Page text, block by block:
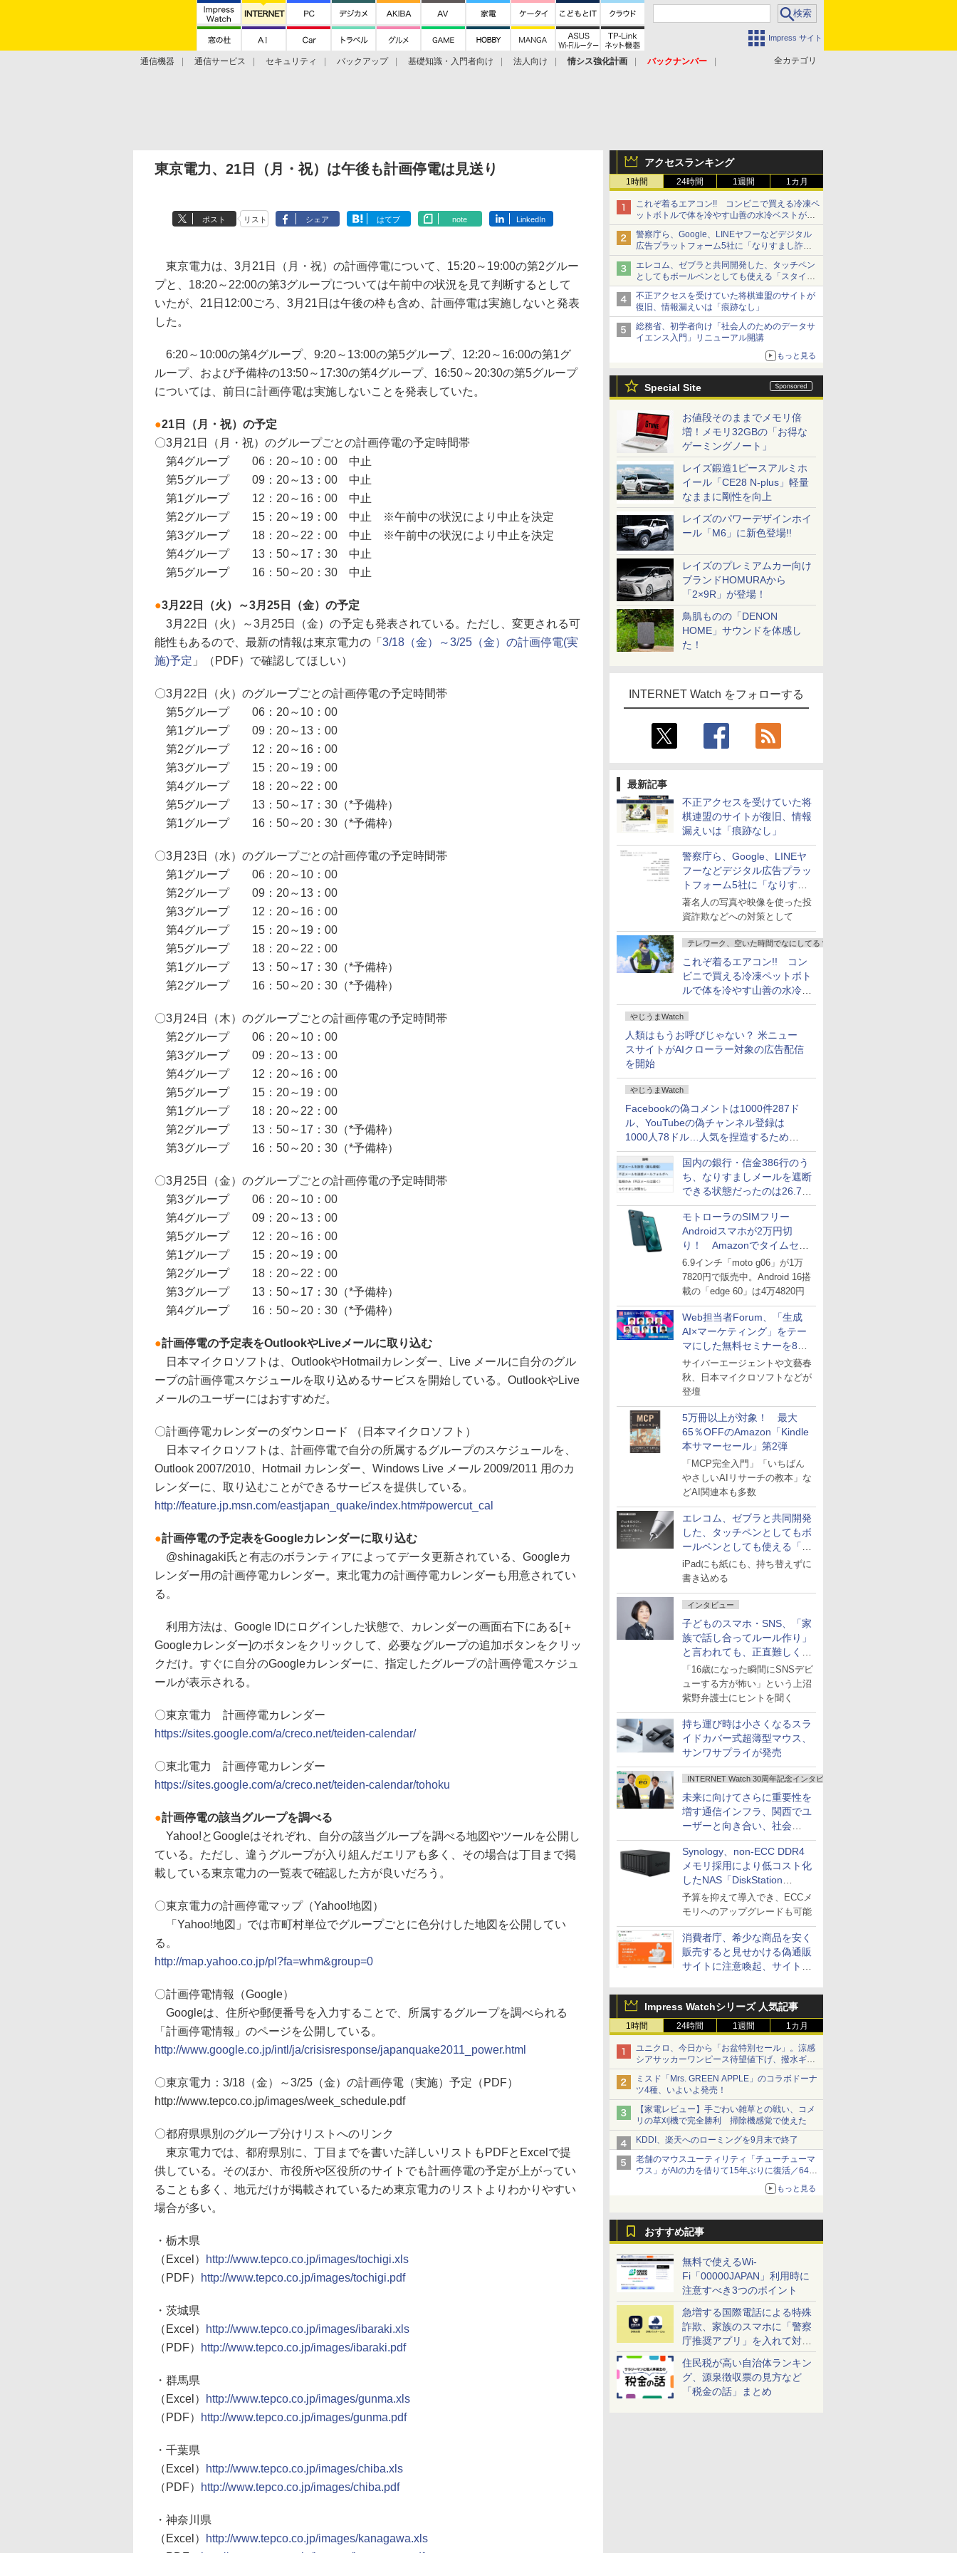
Impress サイト
全カテゴリ
通信機器 通信サービス セキュリティ バックアップ 基礎知識・入門者向け 法人向け 情シス強化計画
バックナンバー
アクセスランキング
1時間 24時間 1週間 1カ月
これぞ着るエアコン!! コンビニで買える冷凍ペ
ットボトルで体を冷やす山善の水冷ベストがロ
ードバイクにちょうどいい【ぼっち・ざ・ろー
ど！その14】【空いた時間でなにしてる？】
警察庁ら、Google、LINEヤフーなどデジタル
広告プラットフォーム5社に「なりすまし詐欺
広告」対策強化を要請 著名人の写真や映像を
使った投資詐欺などへの対策として
エレコム、ゼブラと共同開発した、タッチペン
としてもボールペンとしても使える「スタイラ
スツーウェイ」発売 iPadにも紙にも、持ち替
えずに書き込める
不正アクセスを受けていた将棋連盟のサイトが
復旧、情報漏えいは「痕跡なし」
総務省、初学者向け「社会人のためのデータサ
イエンス入門」リニューアル開講
もっと見る
Special Site
お値段そのままでメモリ倍
増！メモリ32GBの「お得な
ゲーミングノート」
レイズ鍛造1ピースアルミホ
イール「CE28 N-plus」軽量
なままに剛性を向上
レイズのパワーデザインホイ
ール「M6」に新色登場!!
レイズのプレミアムカー向け
ブランドHOMURAから
「2×9R」が登場！
鳥肌ものの「DENON
HOME」サウンドを体感し
た！
INTERNET Watch をフォローする
最新記事
不正アクセスを受けていた将
棋連盟のサイトが復旧、情報
漏えいは「痕跡なし」
警察庁ら、Google、LINEヤ
フーなどデジタル広告プラッ
トフォーム5社に「なりすま
し詐欺広告」対策強化を要請
著名人の写真や映像を使った投
資詐欺などへの対策として
テレワーク、空いた時間でなにしてる？
これぞ着るエアコン!! コン
ビニで買える冷凍ペットボト
ルで体を冷やす山善の水冷ベ
ストがロードバイクにちょう
どいい【ぼっち・ざ・ろー
ど！その14】
やじうまWatch
人類はもうお呼びじゃない？ 米ニュー
スサイトがAIクローラー対象の広告配信
を開始
やじうまWatch
Facebookの偽コメントは1000件287ド
ル、YouTubeの偽チャンネル登録は
1000人78ドル…人気を捏造するための
価格リストが公開中
国内の銀行・信金386行のう
ち、なりすましメールを遮断
できる状態だったのは26.7％
にとどまる～GMOブランド
セキュリティ調査
モトローラのSIMフリー
Androidスマホが2万円切
り！ Amazonでタイムセー
ル
6.9インチ「moto g06」が1万
7820円で販売中。Android 16搭
載の「edge 60」は4万4820円
Web担当者Forum、「生成
AI×マーケティング」をテー
マにした無料セミナーを8月
27日にオンライン開催
サイバーエージェントや文藝春
秋、日本マイクロソフトなどが
登壇
5万冊以上が対象！ 最大
65％OFFのAmazon「Kindle
本サマーセール」第2弾
「MCP完全入門」「いちばん
やさしいAIリサーチの教本」な
どAI関連本も多数
エレコム、ゼブラと共同開発
した、タッチペンとしてもボ
ールペンとしても使える「ス
タイラスツーウェイ」発売
iPadにも紙にも、持ち替えずに
書き込める
インタビュー
子どものスマホ・SNS、「家
族で話し合ってルール作り」
と言われても、正直難しくな
いですか？
「16歳になった瞬間にSNSデビ
ューする方が怖い」という上沼
紫野弁護士にヒントを聞く
持ち運び時は小さくなるスラ
イドカバー式超薄型マウス、
サンワサプライが発売
INTERNET Watch 30周年記念インタビュー
未来に向けてさらに重要性を
増す通信インフラ、関西でユ
ーザーと向き合い、社会
の“あたらしい”を起動し続け
る～オプテージ
Synology、non-ECC DDR4
メモリ採用により低コスト化
したNAS「DiskStation
neo+」シリーズ
予算を抑えて導入でき、ECCメ
モリへのアップグレードも可能
消費者庁、希少な商品を安く
販売すると見せかける偽通販
サイトに注意喚起、サイト名
Impress Watchシリーズ 人気記事
1時間 24時間 1週間 1カ月
ユニクロ、今日から「お盆特別セール」。涼感
シアサッカーワンピース待望値下げ、撥水ギア
ショーツは1990円に
ミスド「Mrs. GREEN APPLE」のコラボドーナ
ツ4種、いよいよ発売！
【家電レビュー】手ごわい雑草との戦い、コメ
リの草刈機で完全勝利 掃除機感覚で使えた
KDDI、楽天へのローミングを9月末で終了
老舗のマウスユーティリティ「チューチューマ
ウス」がAIの力を借りて15年ぶりに復活／64bit
化、Windows 10/11、「Chrome」も走り回
る。復活記念で2026年末まで500円
もっと見る
おすすめ記事
無料で使えるWi-
Fi「00000JAPAN」利用時に
注意すべき3つのポイント
急増する国際電話による特殊
詐欺、家族のスマホに「警察
庁推奨アプリ」を入れて対策
しよう！
住民税が高い自治体ランキン
グ、源泉徴収票の見方など
「税金の話」まとめ
東京電力、21日（月・祝）は午後も計画停電は見送り
ポスト リスト シェア はてブ note LinkedIn
東京電力は、3月21日（月・祝）の計画停電について、15:20～19:00の第2グルー
プと、18:20～22:00の第3グループについては午前中の状況を見て判断するとして
いたが、21日12:00ごろ、3月21日は午後の枠も含め、計画停電は実施しないと発表
した。
6:20～10:00の第4グループ、9:20～13:00の第5グループ、12:20～16:00の第1グ
ループ、および予備枠の13:50～17:30の第4グループ、16:50～20:30の第5グループ
については、前日に計画停電は実施しないことを発表していた。
●21日（月・祝）の予定
〇3月21日（月・祝）のグループごとの計画停電の予定時間帯
第4グループ 06：20～10：00 中止
第5グループ 09：20～13：00 中止
第1グループ 12：20～16：00 中止
第2グループ 15：20～19：00 中止 ※午前中の状況により中止を決定
第3グループ 18：20～22：00 中止 ※午前中の状況により中止を決定
第4グループ 13：50～17：30 中止
第5グループ 16：50～20：30 中止
●3月22日（火）～3月25日（金）の予定
3月22日（火）～3月25日（金）の予定も発表されている。ただし、変更される可
能性もあるので、最新の情報は東京電力の「 3/18（金）～3/25（金）の計画停電(実
施)予定 」（PDF）で確認してほしい）
〇3月22日（火）のグループごとの計画停電の予定時間帯
第5グループ 06：20～10：00
第1グループ 09：20～13：00
第2グループ 12：20～16：00
第3グループ 15：20～19：00
第4グループ 18：20～22：00
第5グループ 13：50～17：30（*予備枠）
第1グループ 16：50～20：30（*予備枠）
〇3月23日（水）のグループごとの計画停電の予定時間帯
第1グループ 06：20～10：00
第2グループ 09：20～13：00
第3グループ 12：20～16：00
第4グループ 15：20～19：00
第5グループ 18：20～22：00
第1グループ 13：50～17：30（*予備枠）
第2グループ 16：50～20：30（*予備枠）
〇3月24日（木）のグループごとの計画停電の予定時間帯
第2グループ 06：20～10：00
第3グループ 09：20～13：00
第4グループ 12：20～16：00
第5グループ 15：20～19：00
第1グループ 18：20～22：00
第2グループ 13：50～17：30（*予備枠）
第3グループ 16：50～20：30（*予備枠）
〇3月25日（金）のグループごとの計画停電の予定時間帯
第3グループ 06：20～10：00
第4グループ 09：20～13：00
第5グループ 12：20～16：00
第1グループ 15：20～19：00
第2グループ 18：20～22：00
第3グループ 13：50～17：30（*予備枠）
第4グループ 16：50～20：30（*予備枠）
●計画停電の予定表をOutlookやLiveメールに取り込む
日本マイクロソフトは、OutlookやHotmailカレンダー、Live メールに自分のグル
ープの計画停電スケジュールを取り込めるサービスを開始している。OutlookやLive
メールのユーザーにはおすすめだ。
〇計画停電カレンダーのダウンロード （日本マイクロソフト）
日本マイクロソフトは、計画停電で自分の所属するグループのスケジュールを、
Outlook 2007/2010、Hotmail カレンダー、Windows Live メール 2009/2011 用のカ
レンダーに、取り込むことができるサービスを提供している。
http://feature.jp.msn.com/eastjapan_quake/index.htm#powercut_cal
●計画停電の予定表をGoogleカレンダーに取り込む
@shinagaki氏と有志のボランティアによってデータ更新されている、Googleカ
レンダー用の計画停電カレンダー。東北電力の計画停電カレンダーも用意されてい
る。
利用方法は、Google IDにログインした状態で、カレンダーの画面右下にある[＋
Googleカレンダー]のボタンをクリックして、必要なグループの追加ボタンをクリッ
クだけ。すぐに自分のGoogleカレンダーに、指定したグループの計画停電スケジュ
ールが表示される。
〇東京電力 計画停電カレンダー
https://sites.google.com/a/creco.net/teiden-calendar/
〇東北電力 計画停電カレンダー
https://sites.google.com/a/creco.net/teiden-calendar/tohoku
●計画停電の該当グループを調べる
Yahoo!とGoogleはそれぞれ、自分の該当グループを調べる地図やツールを公開し
ている。ただし、違うグループが入り組んだエリアも多く、その場合は丁目まで掲
載している東京電力の一覧表で確認した方が良いだろう。
〇東京電力の計画停電マップ（Yahoo!地図）
「Yahoo!地図」では市町村単位でグループごとに色分けした地図を公開してい
る。
http://map.yahoo.co.jp/pl?fa=whm&group=0
〇計画停電情報（Google）
Googleは、住所や郵便番号を入力することで、所属するグループを調べられる
「計画停電情報」のページを公開している。
http://www.google.co.jp/intl/ja/crisisresponse/japanquake2011_power.html
〇東京電力：3/18（金）～3/25（金）の計画停電（実施）予定（PDF）
http://www.tepco.co.jp/images/week_schedule.pdf
〇都府県県別のグループ分けリストへのリンク
東京電力では、都府県別に、丁目までを書いた詳しいリストもPDFとExcelで提
供している。そのほか、市役所や区役所のサイトでも計画停電の予定が上がってい
ることも多く、地元だけが掲載されているため東京電力のリストよりわかりやすい
場合が多い。
・栃木県
（Excel）
http://www.tepco.co.jp/images/tochigi.xls
（PDF）
http://www.tepco.co.jp/images/tochigi.pdf
・茨城県
（Excel）
http://www.tepco.co.jp/images/ibaraki.xls
（PDF）
http://www.tepco.co.jp/images/ibaraki.pdf
・群馬県
（Excel）
http://www.tepco.co.jp/images/gunma.xls
（PDF）
http://www.tepco.co.jp/images/gunma.pdf
・千葉県
（Excel）
http://www.tepco.co.jp/images/chiba.xls
（PDF）
http://www.tepco.co.jp/images/chiba.pdf
・神奈川県
（Excel）
http://www.tepco.co.jp/images/kanagawa.xls